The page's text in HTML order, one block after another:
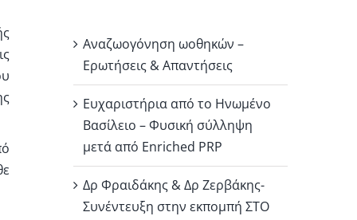
Αναζωογόνηση ωοθηκών –
Ερωτήσεις & Απαντήσεις
Ευχαριστήρια από το Ηνωμένο
Βασίλειο – Φυσική σύλληψη
μετά από Enriched PRP
Δρ Φραιδάκης & Δρ Ζερβάκης-
Συνέντευξη στην εκπομπή ΣΤΟ